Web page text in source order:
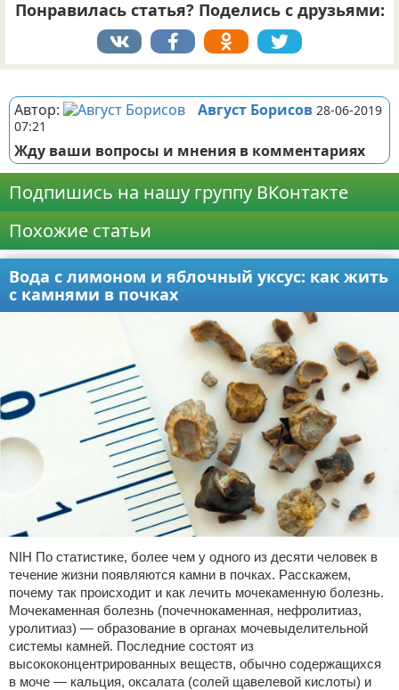
Понравилась статья? Поделись с друзьями:
Автор: Август Борисов 28-06-2019
07:21
Жду ваши вопросы и мнения в комментариях
Подпишись на нашу группу ВКонтакте
Похожие статьи
Вода с лимоном и яблочный уксус: как жить
с камнями в почках
NIH По статистике, более чем у одного из десяти человек в
течение жизни появляются камни в почках. Расскажем,
почему так происходит и как лечить мочекаменную болезнь.
Мочекаменная болезнь (почечнокаменная, нефролитиаз,
уролитиаз) — образование в органах мочевыделительной
системы камней. Последние состоят из
высококонцентрированных веществ, обычно содержащихся
в моче — кальция, оксалата (солей щавелевой кислоты) и